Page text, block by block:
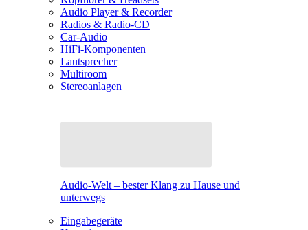
Audio Player & Recorder
Radios & Radio-CD
Car-Audio
HiFi-Komponenten
Lautsprecher
Multiroom
Stereoanlagen
Audio-Welt – bester Klang zu Hause und
unterwegs
Eingabegeräte